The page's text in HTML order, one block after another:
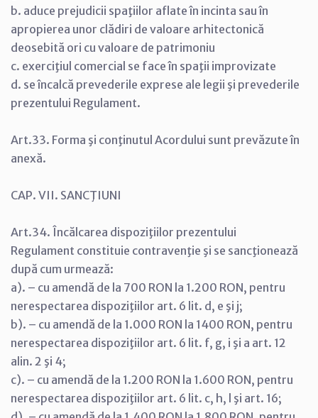
b. aduce prejudicii spaţiilor aflate în incinta sau în
apropierea unor clădiri de valoare arhitectonică
deosebită ori cu valoare de patrimoniu
c. exerciţiul comercial se face în spaţii improvizate
d. se încalcă prevederile exprese ale legii şi prevederile
prezentului Regulament.
Art.33. Forma şi conţinutul Acordului sunt prevăzute în
anexă.
CAP. VII. SANCŢIUNI
Art.34. Încălcarea dispoziţiilor prezentului
Regulament constituie contravenţie şi se sancţionează
după cum urmează:
a). – cu amendă de la 700 RON la 1.200 RON, pentru
nerespectarea dispoziţiilor art. 6 lit. d, e şi j;
b). – cu amendă de la 1.000 RON la 1400 RON, pentru
nerespectarea dispoziţiilor art. 6 lit. f, g, i şi a art. 12
alin. 2 şi 4;
c). – cu amendă de la 1.200 RON la 1.600 RON, pentru
nerespectarea dispoziţiilor art. 6 lit. c, h, l şi art. 16;